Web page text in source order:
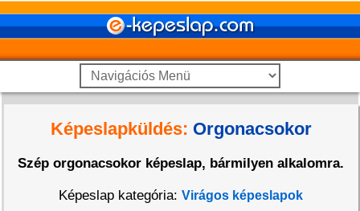
Képeslapküldés: Orgonacsokor
Szép orgonacsokor képeslap, bármilyen alkalomra.
Képeslap kategória:Virágos képeslapok